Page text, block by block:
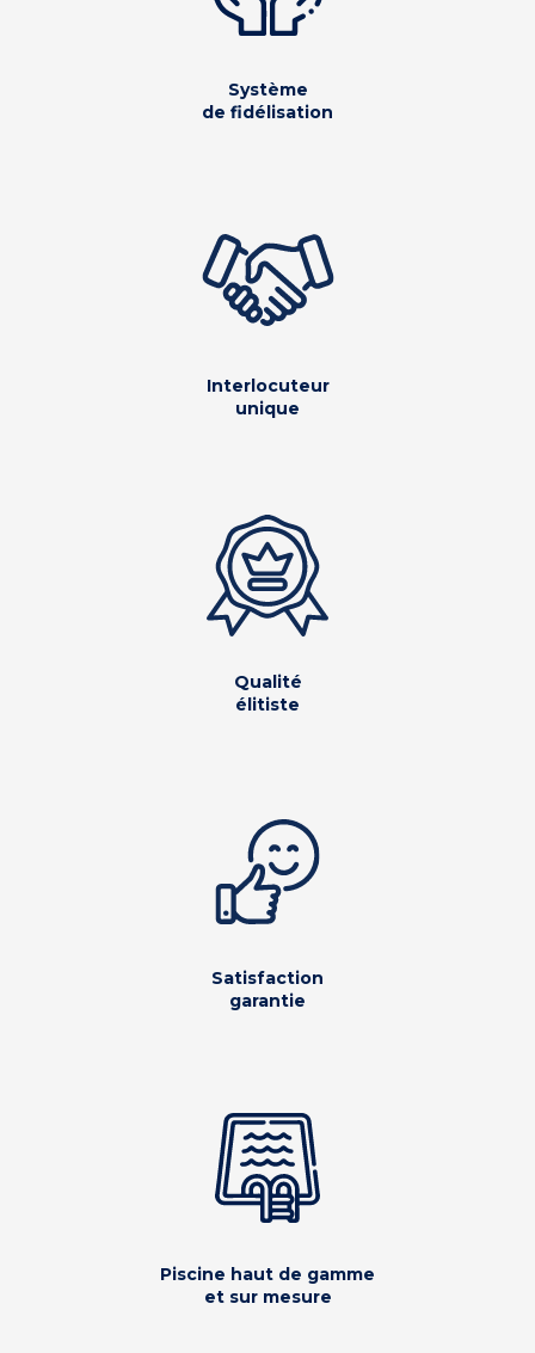
Système
de fidélisation
Interlocuteur
unique
Qualité
élitiste
Satisfaction
garantie
Piscine haut de gamme
et sur mesure